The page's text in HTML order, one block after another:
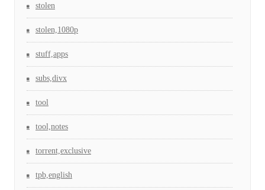
stolen
stolen,1080p
stuff,apps
subs,divx
tool
tool,notes
torrent,exclusive
tpb,english